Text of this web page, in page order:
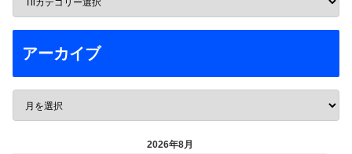
アーカイブ
2026年8月